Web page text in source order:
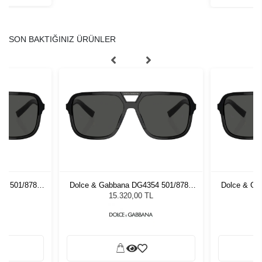
SON BAKTIĞINIZ ÜRÜNLER
501/8788
Dolce & Gabbana DG4354 501/8788
Unisex Güneş Gözlüğü
15.320,00 TL
Dolce &